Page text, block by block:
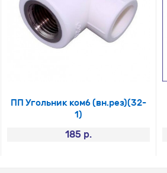
ПП Угольник комб (вн.рез)(32-
1)
185 р.